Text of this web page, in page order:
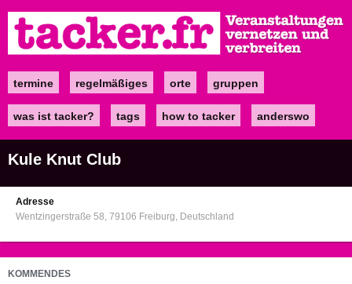
zum
Inhalt
Maintermine regelmäßiges orte gruppen
was ist tacker? tags how to tacker anderswo
Kule Knut Club
Adresse
Wentzingerstraße 58 79106 Freiburg Deutschland
KOMMENDES